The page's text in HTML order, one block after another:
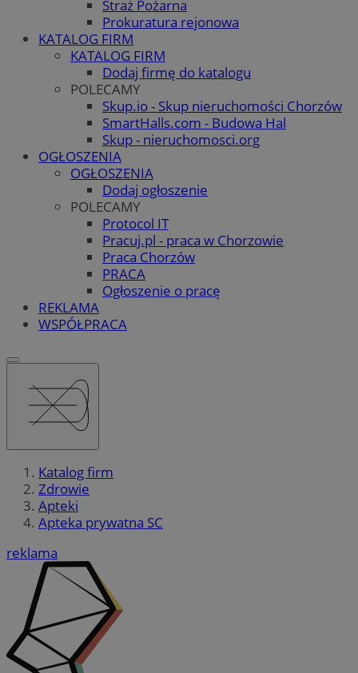
Straż Pożarna
Prokuratura rejonowa
KATALOG FIRM
KATALOG FIRM
Dodaj firmę do katalogu
POLECAMY
Skup.io - Skup nieruchomości Chorzów
SmartHalls.com - Budowa Hal
Skup - nieruchomosci.org
OGŁOSZENIA
OGŁOSZENIA
Dodaj ogłoszenie
POLECAMY
Protocol IT
Pracuj.pl - praca w Chorzowie
Praca Chorzów
PRACA
Ogłoszenie o pracę
REKLAMA
WSPÓŁPRACA
Katalog firm
Zdrowie
Apteki
Apteka prywatna SC
reklama